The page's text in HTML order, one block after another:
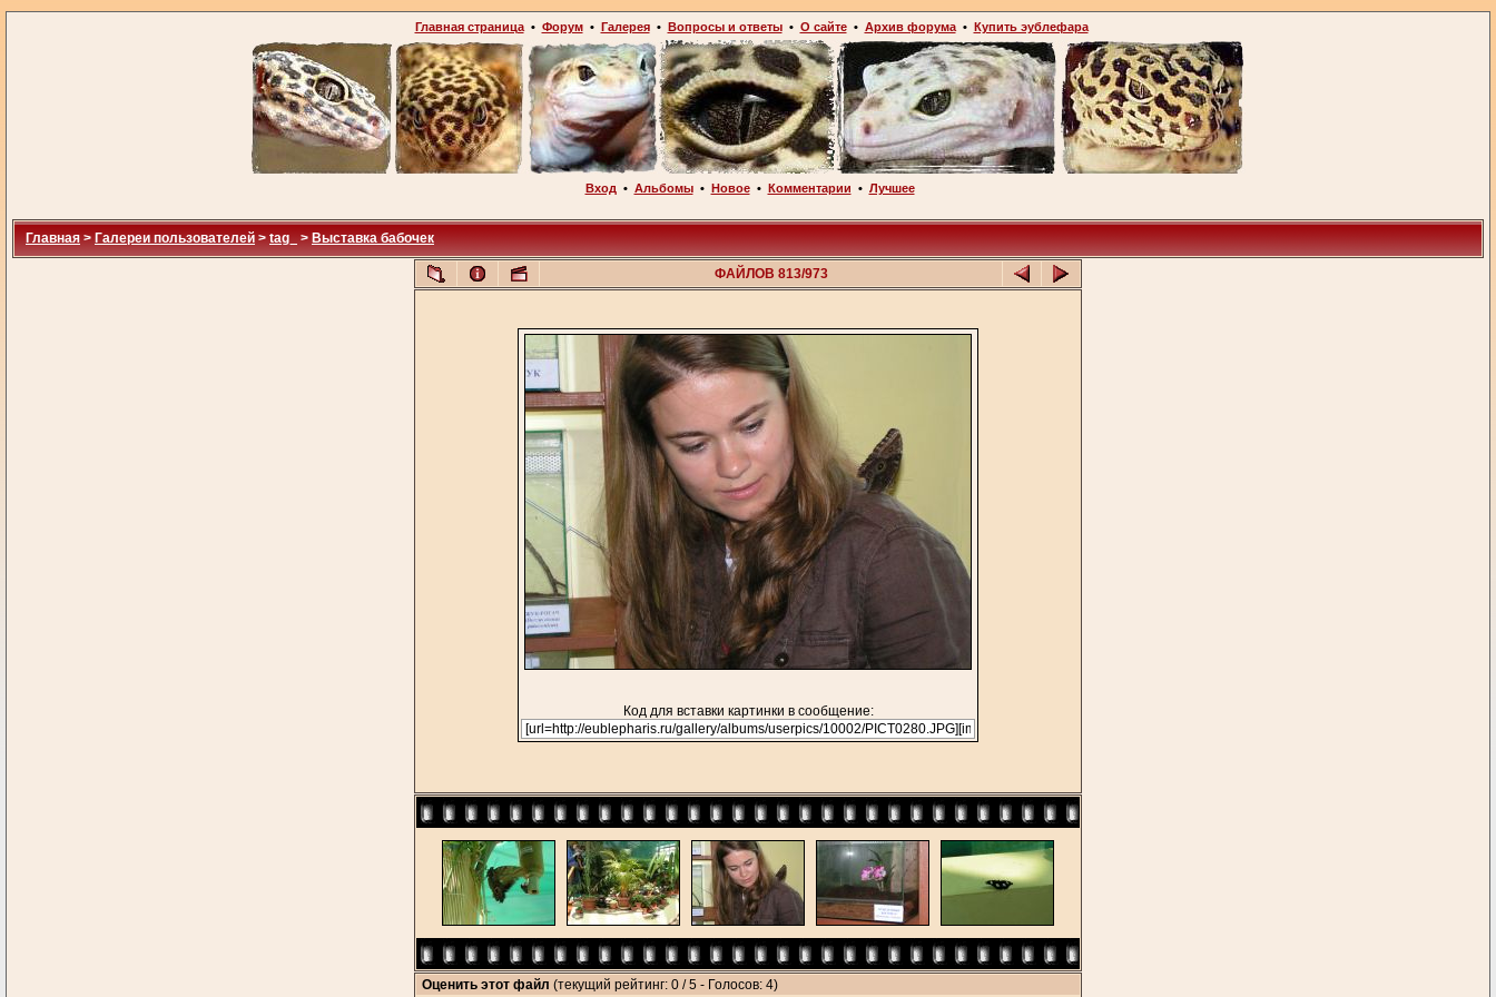
Главная страница• Форум• Галерея• Вопросы и ответы• О сайте• Архив форума• Купить эублефара
Вход • Альбомы• Новое• Комментарии • Лучшее
Главная > Галереи пользователей > tag_ > Выставка бабочек
ФАЙЛОВ 813/973
Код для вставки картинки в сообщение:
Оценить этот файл (текущий рейтинг: 0 / 5 - Голосов: 4)